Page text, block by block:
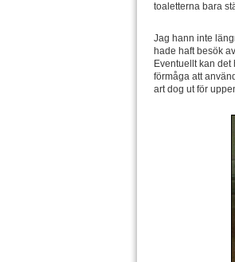
toaletterna bara
Jag hann inte
hade haft besök
Eventuellt kan
förmåga att
art dog ut för